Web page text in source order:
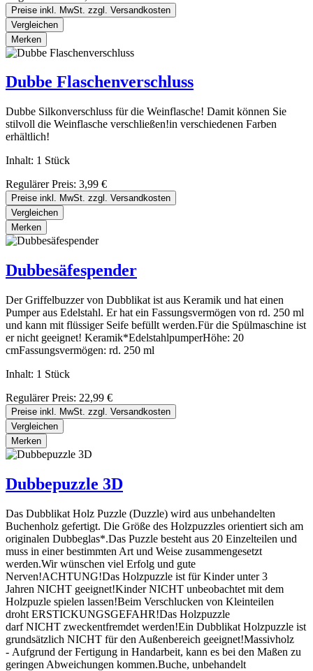
Preise inkl. MwSt. zzgl. Versandkosten
Vergleichen
Merken
Dubbe Flaschenverschluss
Dubbe Silkonverschluss für die Weinflasche! Damit können Sie
stilvoll die Weinflasche verschließen!in verschiedenen Farben
erhältlich!
Inhalt: 1 Stück
Regulärer Preis: 3,99 €
Preise inkl. MwSt. zzgl. Versandkosten
Vergleichen
Merken
Dubbesäfespender
Der Griffelbuzzer von Dubblikat ist aus Keramik und hat einen
Pumper aus Edelstahl. Er hat ein Fassungsvermögen von rd. 250 ml
und kann mit flüssiger Seife befüllt werden.Für die Spülmaschine ist
er nicht geeignet! Keramik*EdelstahlpumperHöhe: 20
cmFassungsvermögen: rd. 250 ml
Inhalt: 1 Stück
Regulärer Preis: 22,99 €
Preise inkl. MwSt. zzgl. Versandkosten
Vergleichen
Merken
Dubbepuzzle 3D
Das Dubblikat Holz Puzzle (Duzzle) wird aus unbehandelten
Buchenholz gefertigt. Die Größe des Holzpuzzles orientiert sich am
originalen Dubbeglas*.Das Puzzle besteht aus 20 Einzelteilen und
muss in einer bestimmten Art und Weise zusammengesetzt
werden.Wir wünschen viel Erfolg und gute
Nerven!ACHTUNG!Das Holzpuzzle ist für Kinder unter 3
Jahren NICHT geeignet!Kinder NICHT unbeobachtet mit dem
Holzpuzle spielen lassen!Beim Verschlucken von Kleinteilen
droht ERSTICKUNGSGEFAHR!Das Holzpuzzle
darf NICHT zweckentfremdet werden!Ein Dubblikat Holzpuzzle ist
grundsätzlich NICHT für den Außenbereich geeignet!Massivholz
- Aufgrund der Fertigung in Handarbeit, kann es bei den Maßen zu
geringen Abweichungen kommen.Buche, unbehandelt